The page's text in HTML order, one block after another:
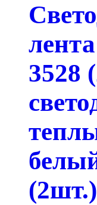
3528
(2шт.)